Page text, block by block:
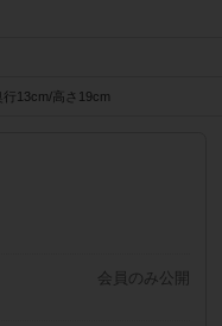
13cm/高さ19cm
会員のみ公開